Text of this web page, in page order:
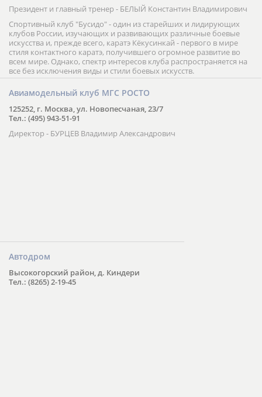
Президент и главный тренер - БЕЛЫЙ Константин Владимирович
Спортивный клуб "Бусидо" - один из старейших и лидирующих
клубов России, изучающих и развивающих различные боевые
искусства и, прежде всего, каратэ Кёкусинкай - первого в мире
стиля контактного каратэ, получившего огромное развитие во
всем мире. Однако, спектр интересов клуба распространяется на
все без исключения виды и стили боевых искусств.
Авиамодельный клуб МГС РОСТО
125252, г. Москва, ул. Новопесчаная, 23/7
Тел.: (495) 943-51-91
Директор - БУРЦЕВ Владимир Александрович
Автодром
Высокогорский район, д. Киндери
Тел.: (8265) 2-19-45